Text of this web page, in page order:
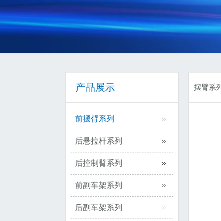
产品展示
前摆臂系列
后悬拉杆系列
后控制臂系列
前副车架系列
后副车架系列
摆臂系